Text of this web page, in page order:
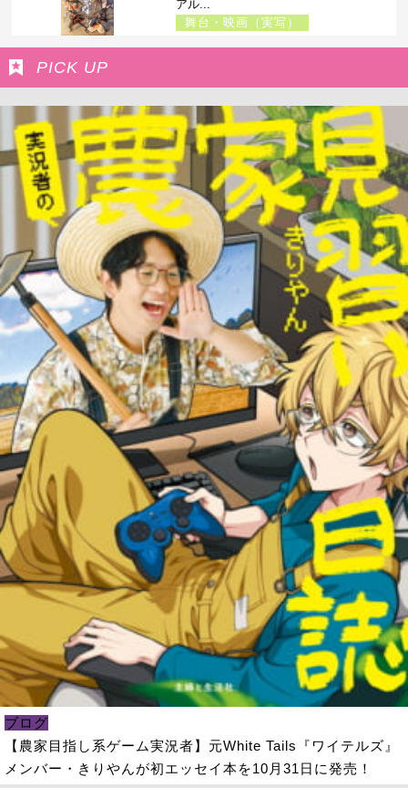
アル...
舞台・映画（実写）
PICK UP
ブログ
【農家目指し系ゲーム実況者】元White Tails『ワイテルズ』
メンバー・きりやんが初エッセイ本を10月31日に発売！